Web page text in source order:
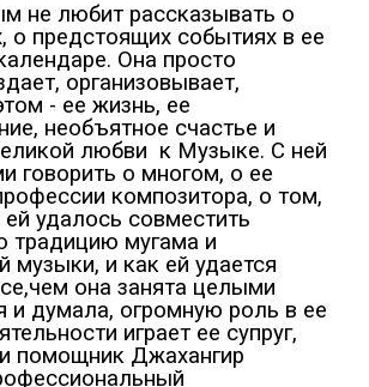
не любит рассказывать о
о предстоящих событиях в ее
Она просто
организовывает,
- ее жизнь, ее
необъятное счастье и
любви к Музыке. С ней
говорить о многом, о ее
композитора, о том,
удалось совместить
традицию мугама и
музыки, и как ей удается
она занята целыми
и думала, огромную роль в ее
играет ее супруг,
помощник Джахангир